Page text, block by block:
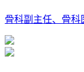
骨科副主任、骨科